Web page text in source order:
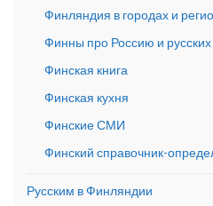
Финляндия в городах и
Финны про Россию и русских
Финская книга
Финская кухня
Финские СМИ
Финский справочник-
Русским в Финляндии